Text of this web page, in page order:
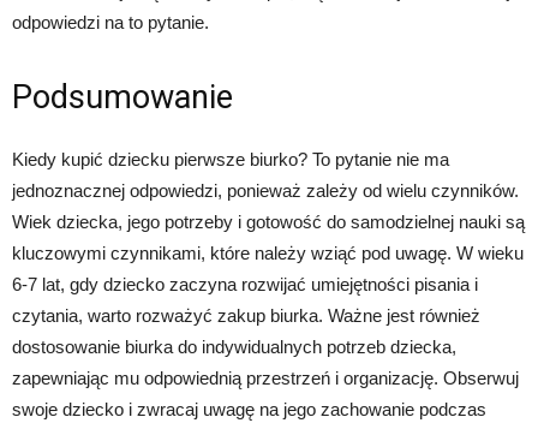
odpowiedzi na to pytanie.
Podsumowanie
Kiedy kupić dziecku pierwsze biurko? To pytanie nie ma
jednoznacznej odpowiedzi, ponieważ zależy od wielu czynników.
Wiek dziecka, jego potrzeby i gotowość do samodzielnej nauki są
kluczowymi czynnikami, które należy wziąć pod uwagę. W wieku
6-7 lat, gdy dziecko zaczyna rozwijać umiejętności pisania i
czytania, warto rozważyć zakup biurka. Ważne jest również
dostosowanie biurka do indywidualnych potrzeb dziecka,
zapewniając mu odpowiednią przestrzeń i organizację. Obserwuj
swoje dziecko i zwracaj uwagę na jego zachowanie podczas